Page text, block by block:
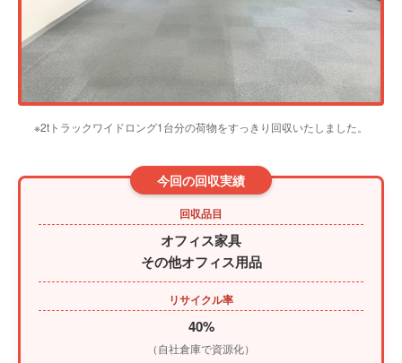
※2tトラックワイドロング1台分の荷物をすっきり回収いたしました。
今回の回収実績
回収品目
オフィス家具
その他オフィス用品
リサイクル率
40%
（自社倉庫で資源化）